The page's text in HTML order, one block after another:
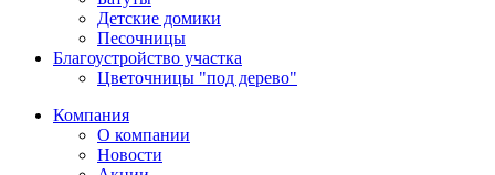
Детские домики
Песочницы
Благоустройство участка
Цветочницы "под дерево"
Компания
О компании
Новости